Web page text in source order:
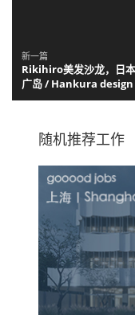
新一篇
Rikihiro美发沙龙，日本
广岛 / Hankura design
随机推荐工作